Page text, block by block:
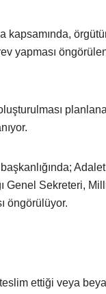
kapsamında,
yapması
Genel Sekreteri,
öngörülüyor.
ettiği veya